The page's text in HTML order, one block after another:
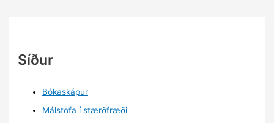
Síður
Bókaskápur
Málstofa í stærðfræði